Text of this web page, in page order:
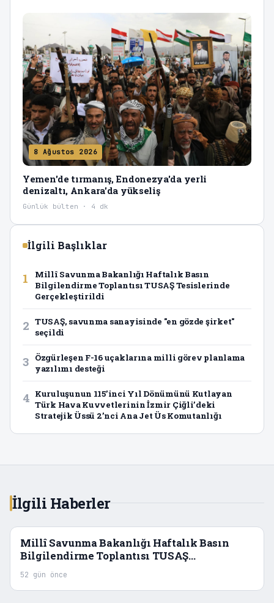
8 Ağustos 2026
Yemen'de tırmanış, Endonezya'da yerli
denizaltı, Ankara'da yükseliş
Günlük bülten · 4 dk
İlgili Başlıklar
1
Millî Savunma Bakanlığı Haftalık Basın
Bilgilendirme Toplantısı TUSAŞ Tesislerinde
Gerçekleştirildi
2 TUSAŞ, savunma sanayisinde "en gözde şirket"
seçildi
3
Özgürleşen F-16 uçaklarına milli görev planlama
yazılımı desteği
4 Kuruluşunun 115’inci Yıl Dönümünü Kutlayan
Türk Hava Kuvvetlerinin İzmir Çiğli’deki
Stratejik Üssü 2’nci Ana Jet Üs Komutanlığı
İlgili Haberler
Millî Savunma Bakanlığı Haftalık Basın
Bilgilendirme Toplantısı TUSAŞ
Tesislerinde Gerçekleştirildi
52 gün önce